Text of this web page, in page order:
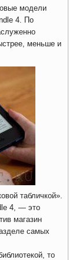
модели
4. По
меньше и
табличкой».
4, — это
магазин
самых
то